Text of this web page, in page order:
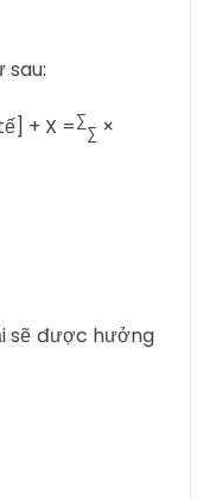
+ X =∑
∑ ×
sẽ được hưởng